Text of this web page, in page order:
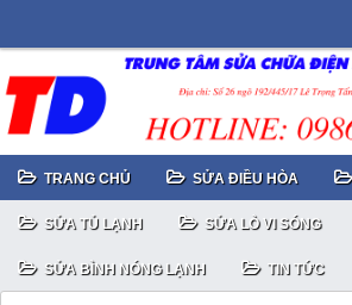
TRANG CHỦ SỬA ĐIỀU HÒA
SỬA TỦ LẠNH SỬA LÒ VI SÓNG
SỬA BÌNH NÓNG LẠNH TIN TỨC